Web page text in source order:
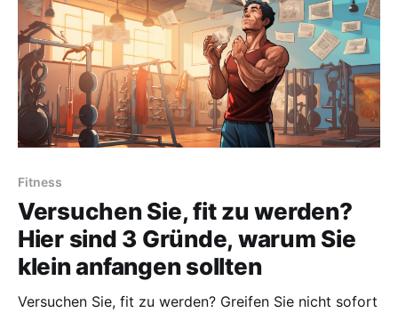
Fitness
Versuchen Sie, fit zu werden?
Hier sind 3 Gründe, warum Sie
klein anfangen sollten
Versuchen Sie, fit zu werden? Greifen Sie nicht sofort